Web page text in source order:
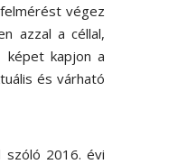
végez
azzal a céllal,
képet kapjon a
és várható
szóló 2016. évi